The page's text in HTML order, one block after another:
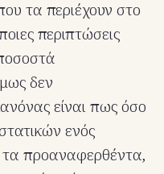
τα περιέχουν στο
περιπτώσεις
δεν
είναι πως όσο
ενός
τα προαναφερθέντα,